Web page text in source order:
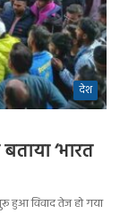
देश
‘भारत
हुआ विवाद तेज हो गया